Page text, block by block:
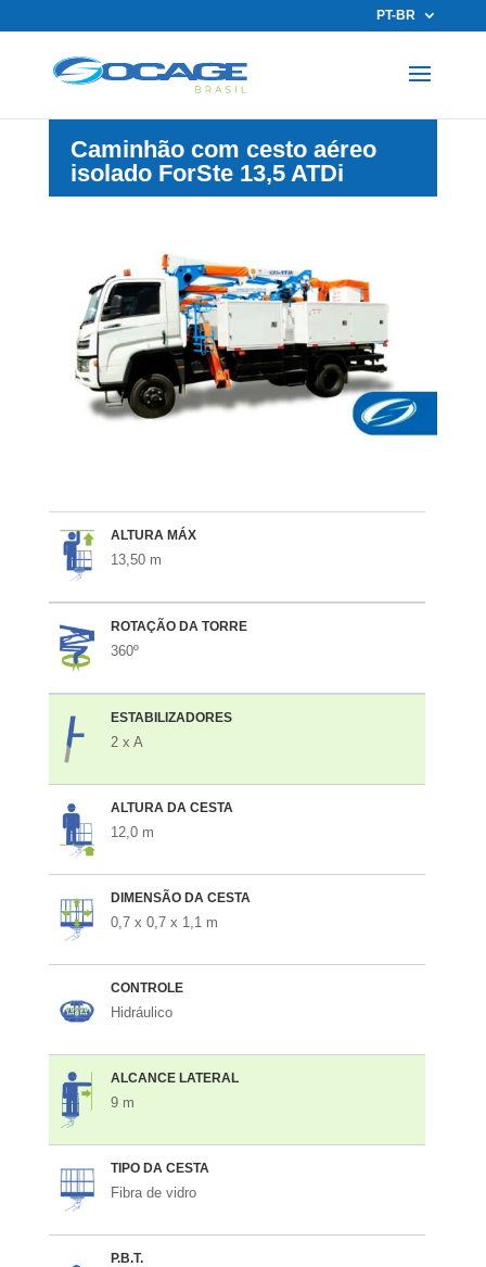
PT-BR
Caminhão com cesto aéreo
isolado ForSte 13,5 ATDi
ALTURA MÁX
13,50 m
ROTAÇÃO DA TORRE
360º
ESTABILIZADORES
2 x A
ALTURA DA CESTA
12,0 m
DIMENSÃO DA CESTA
0,7 x 0,7 x 1,1 m
CONTROLE
Hidráulico
ALCANCE LATERAL
9 m
TIPO DA CESTA
Fibra de vidro
P.B.T.